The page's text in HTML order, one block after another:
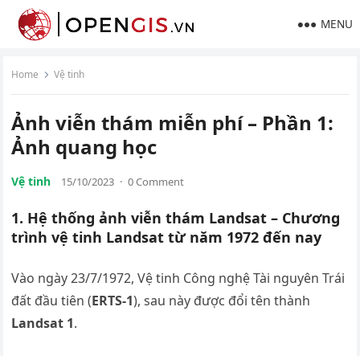
MENU
Home Vệ tinh
Ảnh viễn thám miễn phí – Phần 1:
Ảnh quang học
Vệ tinh 15/10/2023 · 0 Comment
1. Hệ thống ảnh viễn thám Landsat – Chương
trình vệ tinh Landsat từ năm 1972 đến nay
Vào ngày 23/7/1972, Vệ tinh Công nghệ Tài nguyên Trái
đất đầu tiên (ERTS-1), sau này được đổi tên thành
Landsat 1.